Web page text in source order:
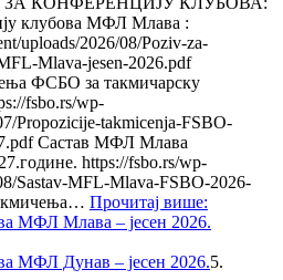
клубова МФЛ Млава :
uploads/2026/08/Poziv-za-
Mlava-jesen-2026.pdf
ФСБО за такмичарску
fsbo.rs/wp-
Propozicije-takmicenja-FSBO-
Састав МФЛ Млава
https://fsbo.rs/wp-
Sastav-MFL-Mlava-FSBO-2026-
Прочитај више:
МФЛ Млава – јесен 2026.
МФЛ Дунав – јесен 2026.5.